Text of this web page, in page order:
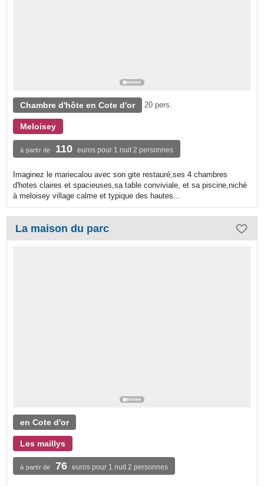
Chambre d'hôte en Cote d'or 20 pers.
Meloisey
à partir de 110 euros pour 1 nuit 2 personnes
Imaginez le mariecalou avec son gite restauré,ses 4 chambres
d'hotes claires et spacieuses,sa table conviviale, et sa piscine,niché
à meloisey village calme et typique des hautes...
La maison du parc
en Cote d'or
Les maillys
à partir de 76 euros pour 1 nuit 2 personnes